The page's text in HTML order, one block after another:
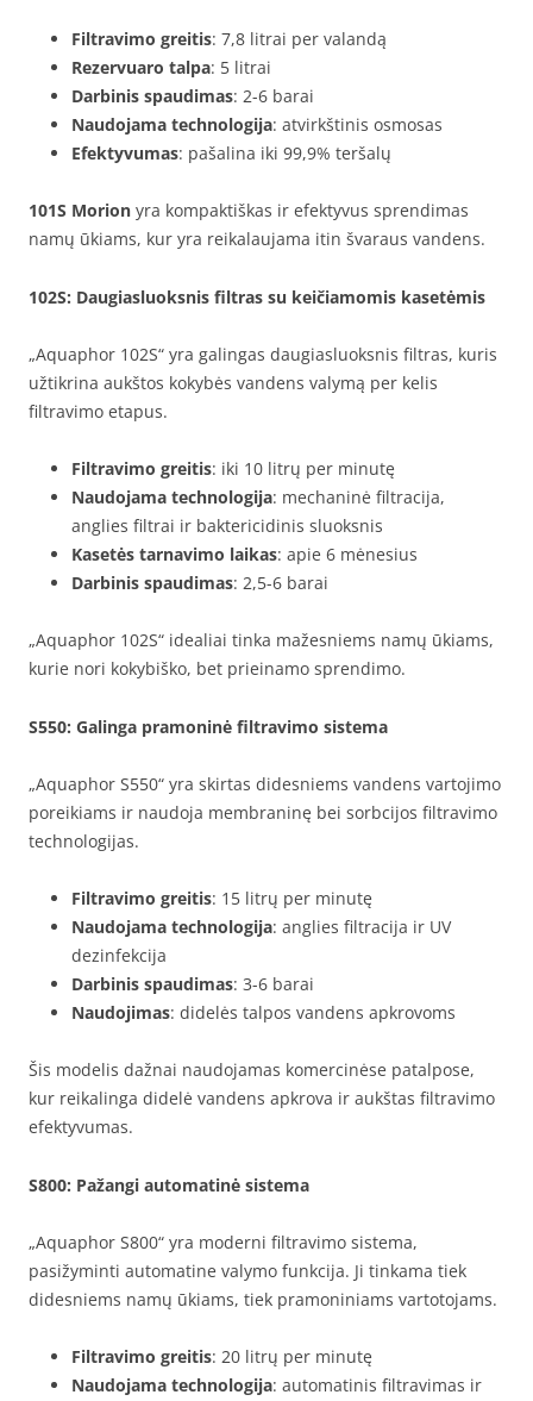
Filtravimo greitis: 7,8 litrai per valandą
Rezervuaro talpa: 5 litrai
Darbinis spaudimas: 2-6 barai
Naudojama technologija: atvirkštinis osmosas
Efektyvumas: pašalina iki 99,9% teršalų
101S Morion yra kompaktiškas ir efektyvus sprendimas
namų ūkiams, kur yra reikalaujama itin švaraus vandens.
102S: Daugiasluoksnis filtras su keičiamomis kasetėmis
„Aquaphor 102S“ yra galingas daugiasluoksnis filtras, kuris
užtikrina aukštos kokybės vandens valymą per kelis
filtravimo etapus.
Filtravimo greitis: iki 10 litrų per minutę
Naudojama technologija: mechaninė filtracija,
anglies filtrai ir baktericidinis sluoksnis
Kasetės tarnavimo laikas: apie 6 mėnesius
Darbinis spaudimas: 2,5-6 barai
„Aquaphor 102S“ idealiai tinka mažesniems namų ūkiams,
kurie nori kokybiško, bet prieinamo sprendimo.
S550: Galinga pramoninė filtravimo sistema
„Aquaphor S550“ yra skirtas didesniems vandens vartojimo
poreikiams ir naudoja membraninę bei sorbcijos filtravimo
technologijas.
Filtravimo greitis: 15 litrų per minutę
Naudojama technologija: anglies filtracija ir UV
dezinfekcija
Darbinis spaudimas: 3-6 barai
Naudojimas: didelės talpos vandens apkrovoms
Šis modelis dažnai naudojamas komercinėse patalpose,
kur reikalinga didelė vandens apkrova ir aukštas filtravimo
efektyvumas.
S800: Pažangi automatinė sistema
„Aquaphor S800“ yra moderni filtravimo sistema,
pasižyminti automatine valymo funkcija. Ji tinkama tiek
didesniems namų ūkiams, tiek pramoniniams vartotojams.
Filtravimo greitis: 20 litrų per minutę
Naudojama technologija: automatinis filtravimas ir